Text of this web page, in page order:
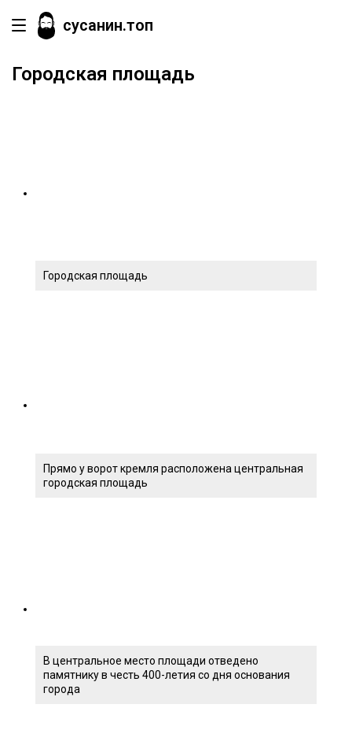
сусанин.топ
Городская площадь
Городская площадь
Прямо у ворот кремля расположена центральная
городская площадь
В центральное место площади отведено
памятнику в честь 400-летия со дня основания
города